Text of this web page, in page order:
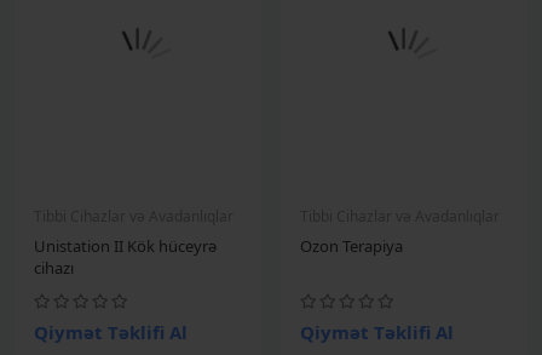
Unistation II Kök hüceyrə
cihazı
Qiymət Təklifi Al
Ozon Terapiya
Qiymət Təklifi Al